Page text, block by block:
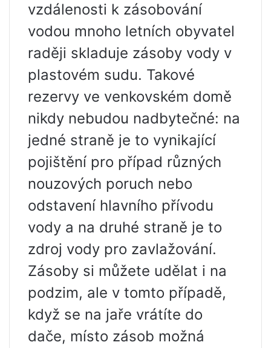
vzdálenosti k zásobování
vodou mnoho letních obyvatel
raději skladuje zásoby vody v
plastovém sudu. Takové
rezervy ve venkovském domě
nikdy nebudou nadbytečné: na
jedné straně je to vynikající
pojištění pro případ různých
nouzových poruch nebo
odstavení hlavního přívodu
vody a na druhé straně je to
zdroj vody pro zavlažování.
Zásoby si můžete udělat i na
podzim, ale v tomto případě,
když se na jaře vrátíte do
dače, místo zásob možná